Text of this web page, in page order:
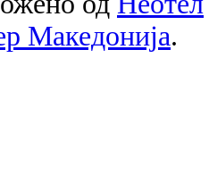
Македонија.